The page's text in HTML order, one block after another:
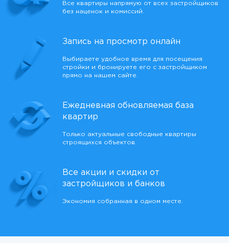
Все квартиры напрямую от всех застройщиков
без наценок и комиссий.
Запись на просмотр онлайн
Выбираете удобное время для посещения
стройки и бронируете его с застройщиком
прямо на нашем сайте.
Ежедневная обновляемая база
квартир
Только актуальные свободные квартиры
строящихся объектов.
Все акции и скидки от
застройщиков и банков
Экономия собранная в одном месте.